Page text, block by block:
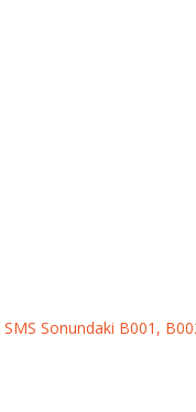
SMS Sonundaki B001,